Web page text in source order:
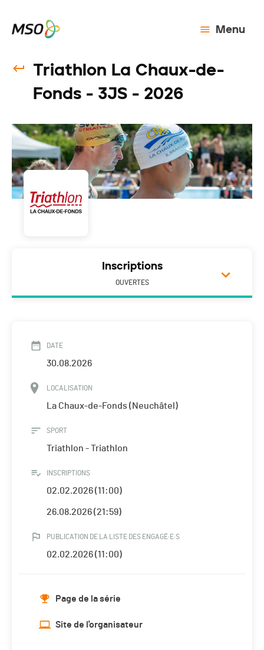
Menu
Triathlon La Chaux-de-
Fonds - 3JS - 2026
Inscriptions
OUVERTES
DATE
30.08.2026
LOCALISATION
La Chaux-de-Fonds (Neuchâtel)
SPORT
Triathlon - Triathlon
INSCRIPTIONS
02.02.2026 (11:00)
26.08.2026 (21:59)
PUBLICATION DE LA LISTE DES ENGAGÉ·E·S
02.02.2026 (11:00)
Page de la série
Site de l'organisateur